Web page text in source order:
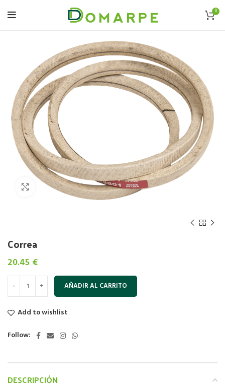
0
Click to enlarge
Correa
20.45 €
AÑADIR AL CARRITO
Add to wishlist
Follow:
DESCRIPCIÓN